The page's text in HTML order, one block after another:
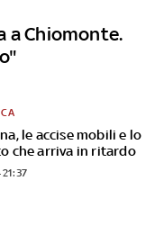
a Chiomonte.
le accise mobili e lo
che arriva in ritardo